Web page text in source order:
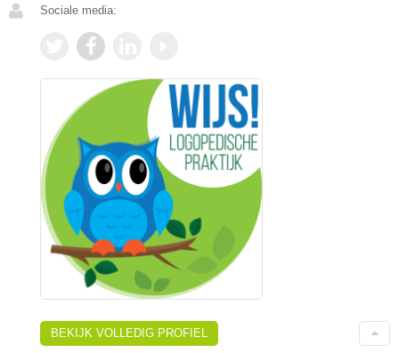
Sociale media:
BEKIJK VOLLEDIG PROFIEL